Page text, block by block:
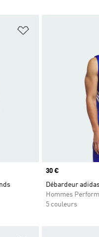
Ajouter à la Liste
Prix
30 €
Débardeur
Hommes
5 couleurs